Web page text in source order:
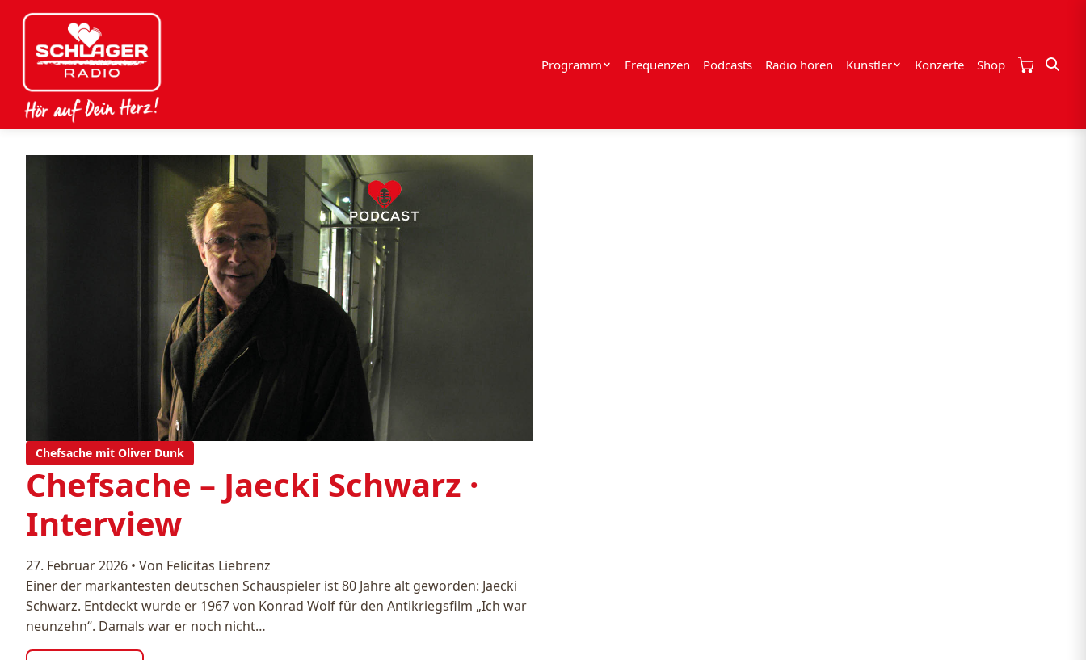
Programm Frequenzen Podcasts Radio hören Künstler Konzerte Shop
Chefsache mit Oliver Dunk
Chefsache – Jaecki Schwarz ·
Interview
27. Februar 2026 • Von Felicitas Liebrenz
Einer der markantesten deutschen Schauspieler ist 80 Jahre alt geworden: Jaecki
Schwarz. Entdeckt wurde er 1967 von Konrad Wolf für den Antikriegsfilm „Ich war
neunzehn“. Damals war er noch nicht…